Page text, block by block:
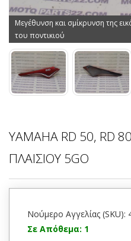
Μεγέθυνση και σμίκρυνση της
του ποντικιού
YAMAHA RD 50, RD
ΠΛΑΙΣΙΟΥ 5GO
Νούμερο Αγγελίας (SKU):
Σε Απόθεμα: 1